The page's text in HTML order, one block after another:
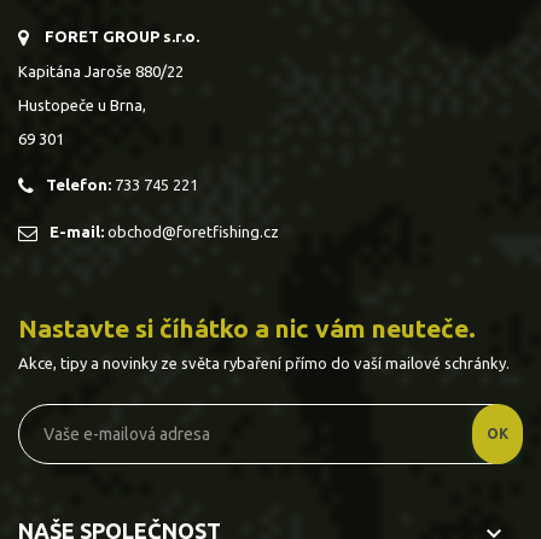
FORET GROUP s.r.o.
Kapitána Jaroše 880/22
Hustopeče u Brna,
69 301
Telefon: 733 745 221
E-mail: obchod@foretfishing.cz
Nastavte si číhátko a nic vám neuteče.
Akce, tipy a novinky ze světa rybaření přímo do vaší mailové schránky.
NAŠE SPOLEČNOST